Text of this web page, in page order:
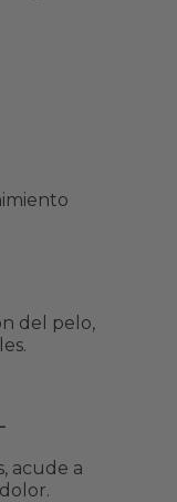
del pelo,
acude a